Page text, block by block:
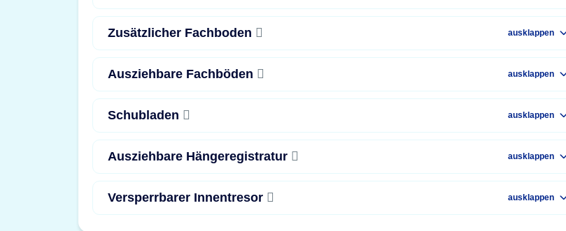
Zusätzlicher Fachboden ausklappen
Ausziehbare Fachböden ausklappen
Schubladen ausklappen
Ausziehbare Hängeregistratur ausklappen
Versperrbarer Innentresor ausklappen